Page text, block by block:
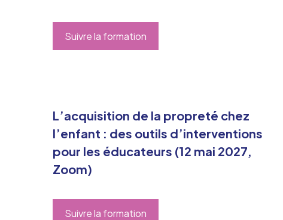
Suivre la formation
L’acquisition de la propreté chez
l’enfant : des outils d’interventions
pour les éducateurs (12 mai 2027,
Zoom)
Suivre la formation